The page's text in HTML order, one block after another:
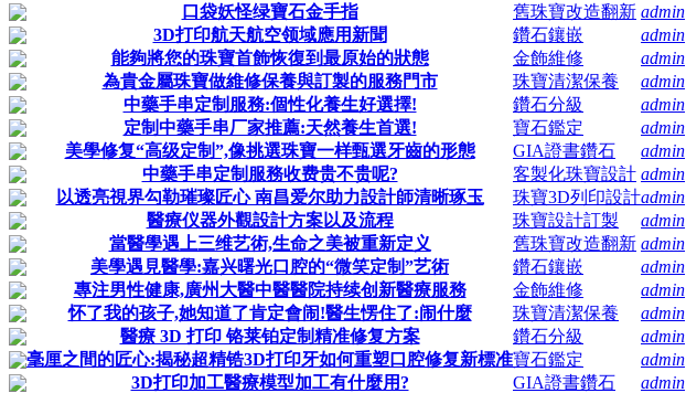
口袋妖怪绿寶石金手指
舊珠寶改造翻新 admin
3D打印航天航空领域應用新聞
鑽石鑲嵌 admin
能夠將您的珠寶首飾恢復到最原始的狀態
金飾維修 admin
為貴金屬珠寶做維修保養與訂製的服務門市
珠寶清潔保養 admin
中藥手串定制服務:個性化養生好選擇!
鑽石分級 admin
定制中藥手串厂家推薦:天然養生首選!
寶石鑑定 admin
美學修复“高级定制”,像挑選珠寶一样甄選牙齒的形態
GIA證書鑽石 admin
中藥手串定制服務收费贵不贵呢?
客製化珠寶設計 admin
以透亮視界勾勒璀璨匠心 南昌爱尔助力設計師清晰琢玉
珠寶3D列印設計admin
醫療仪器外觀設計方案以及流程
珠寶設計訂製 admin
當醫學遇上三维艺術,生命之美被重新定义
舊珠寶改造翻新 admin
美學遇見醫學:嘉兴曙光口腔的“微笑定制”艺術
鑽石鑲嵌 admin
專注男性健康,廣州大醫中醫醫院持续创新醫療服務
金飾維修 admin
怀了我的孩子,她知道了肯定會闹!醫生愣住了:闹什麼
珠寶清潔保養 admin
醫療 3D 打印 铬莱铂定制精准修复方案
鑽石分級 admin
毫厘之間的匠心:揭秘超精锆3D打印牙如何重塑口腔修复新標准寶石鑑定 admin
3D打印加工醫療模型加工有什麼用?
GIA證書鑽石 admin